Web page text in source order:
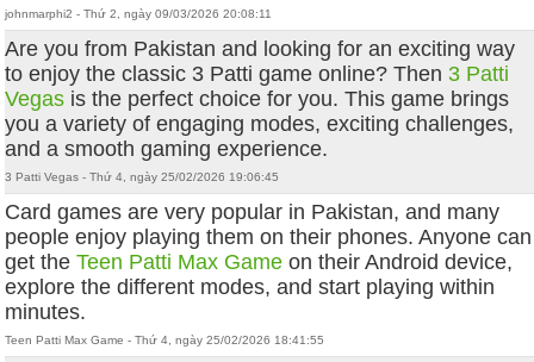
johnmarphi2 - Thứ 2, ngày 09/03/2026 20:08:11
Are you from Pakistan and looking for an exciting way
to enjoy the classic 3 Patti game online? Then 3 Patti
Vegas is the perfect choice for you. This game brings
you a variety of engaging modes, exciting challenges,
and a smooth gaming experience.
3 Patti Vegas - Thứ 4, ngày 25/02/2026 19:06:45
Card games are very popular in Pakistan, and many
people enjoy playing them on their phones. Anyone can
get theTeen Patti Max Game on their Android device,
explore the different modes, and start playing within
minutes.
Teen Patti Max Game - Thứ 4, ngày 25/02/2026 18:41:55